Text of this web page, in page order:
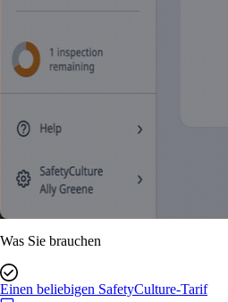
Was Sie brauchen
Einen beliebigen SafetyCulture-Tarif